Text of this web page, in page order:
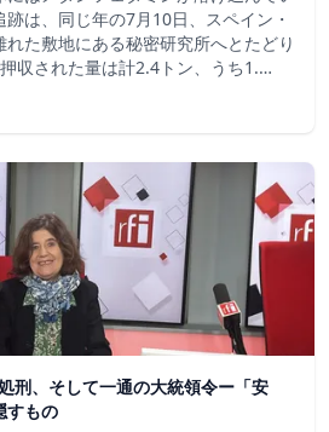
は、同じ年の7月10日、スペイン・
た敷地にある秘密研究所へとたどり
収された量は計2.4トン、うち1.…
刑、そして一通の大統領令ー「安
すもの